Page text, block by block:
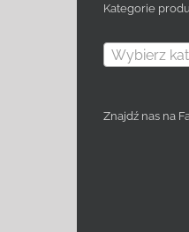
Kategorie
Wybierz
Znajdź nas na